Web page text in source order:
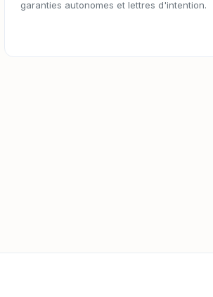
garanties autonomes et lettres d'intention.